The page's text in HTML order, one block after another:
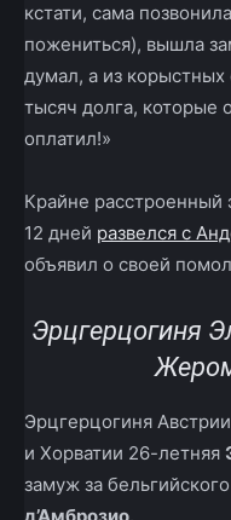
кстати, сама
пожениться), вышла
думал, а из
тысяч долга, которые
оплатил!»
Крайне
12 дней развелся с
объявил о своей
Эрцгерцогиня
Эрцгерцогиня
и Хорватии 26-летняя
замуж за